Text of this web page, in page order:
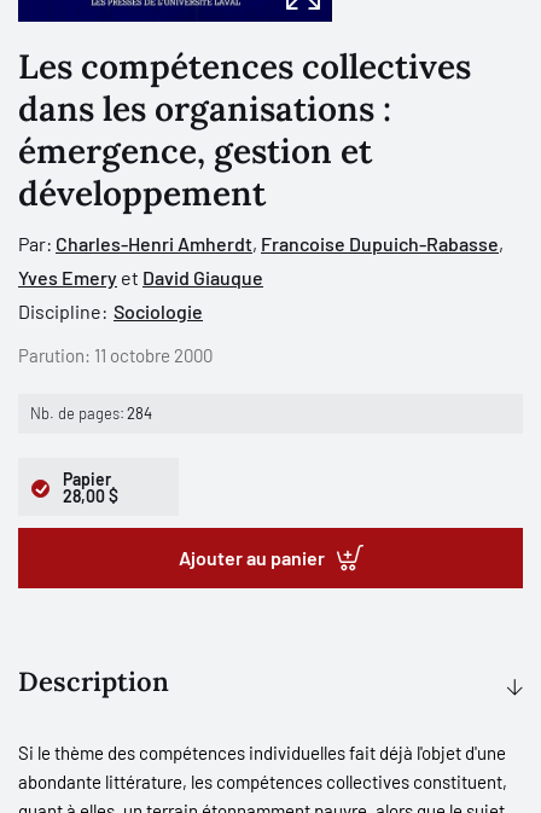
Les compétences collectives
dans les organisations :
émergence, gestion et
développement
Par: Charles-Henri Amherdt, Francoise Dupuich-Rabasse,
Yves Emery et David Giauque
Discipline: Sociologie
Parution: 11 octobre 2000
Nb. de pages:284
Papier
28,00 $
Ajouter au panier
Description
Si le thème des compétences individuelles fait déjà l'objet d'une
abondante littérature, les compétences collectives constituent,